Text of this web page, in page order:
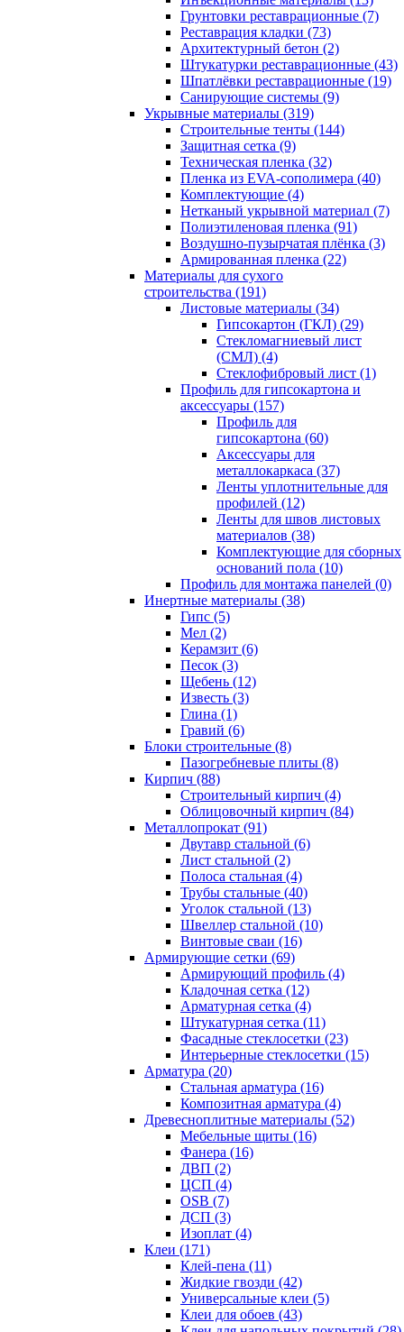
Грунтовки реставрационные (7)
Реставрация кладки (73)
Архитектурный бетон (2)
Штукатурки реставрационные (43)
Шпатлёвки реставрационные (19)
Санирующие системы (9)
Укрывные материалы (319)
Строительные тенты (144)
Защитная сетка (9)
Техническая пленка (32)
Пленка из EVA-сополимера (40)
Комплектующие (4)
Нетканый укрывной материал (7)
Полиэтиленовая пленка (91)
Воздушно-пузырчатая плёнка (3)
Армированная пленка (22)
Материалы для сухого
строительства (191)
Листовые материалы (34)
Гипсокартон (ГКЛ) (29)
Стекломагниевый лист
(СМЛ) (4)
Cтеклофибровый лист (1)
Профиль для гипсокартона и
аксессуары (157)
Профиль для
гипсокартона (60)
Аксессуары для
металлокаркаса (37)
Ленты уплотнительные для
профилей (12)
Ленты для швов листовых
материалов (38)
Комплектующие для сборных
оснований пола (10)
Профиль для монтажа панелей (0)
Инертные материалы (38)
Гипс (5)
Мел (2)
Керамзит (6)
Песок (3)
Щебень (12)
Известь (3)
Глина (1)
Гравий (6)
Блоки строительные (8)
Пазогребневые плиты (8)
Кирпич (88)
Строительный кирпич (4)
Облицовочный кирпич (84)
Металлопрокат (91)
Двутавр стальной (6)
Лист стальной (2)
Полоса стальная (4)
Трубы стальные (40)
Уголок стальной (13)
Швеллер стальной (10)
Винтовые сваи (16)
Армирующие сетки (69)
Армирующий профиль (4)
Кладочная сетка (12)
Арматурная сетка (4)
Штукатурная сетка (11)
Фасадные стеклосетки (23)
Интерьерные стеклосетки (15)
Арматура (20)
Стальная арматура (16)
Композитная арматура (4)
Древесноплитные материалы (52)
Мебельные щиты (16)
Фанера (16)
ДВП (2)
ЦСП (4)
OSB (7)
ДСП (3)
Изоплат (4)
Клеи (171)
Клей-пена (11)
Жидкие гвозди (42)
Универсальные клеи (5)
Клеи для обоев (43)